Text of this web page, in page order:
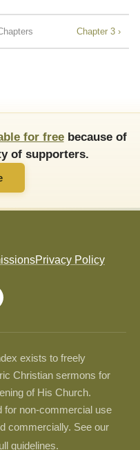
Chapter 3 ›
for freebecause of
of supporters.
Privacy Policy
exists to freely
Christian sermons for
of His Church.
for non-commercial use
commercially. See our
guidelines.